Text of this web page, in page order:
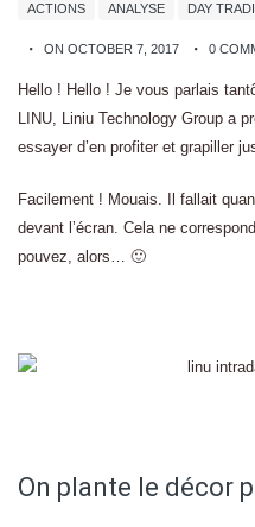
ACTIONS ANALYSE DAY
ON OCTOBER 7, 2017 0
Hello ! Hello ! Je vous parlais
LINU, Liniu Technology Group a
essayer d’en profiter et grapiller
Facilement ! Mouais. Il fallait
devant l’écran. Cela ne
pouvez, alors… 🙂
On plante le décor